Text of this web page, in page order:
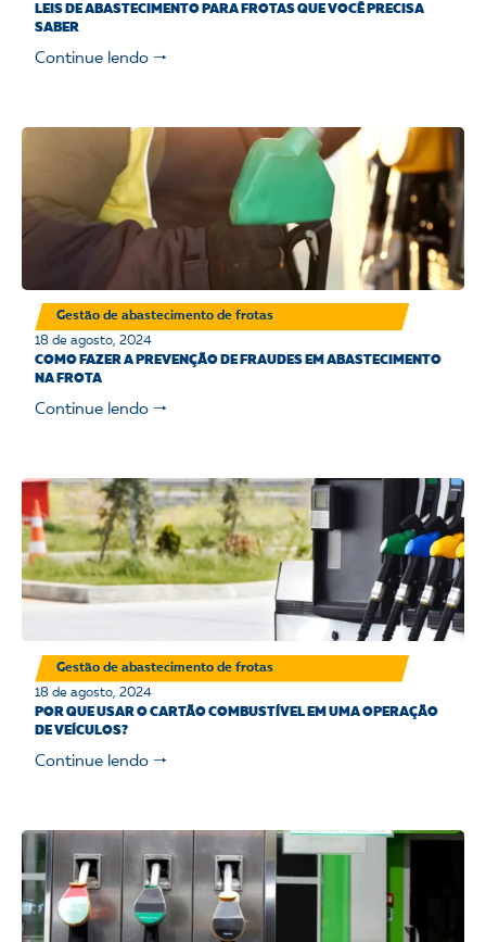
LEIS DE ABASTECIMENTO PARA FROTAS QUE VOCÊ PRECISA
SABER
Continue lendo 🠒
Gestão de abastecimento de frotas
18 de agosto, 2024
COMO FAZER A PREVENÇÃO DE FRAUDES EM ABASTECIMENTO
NA FROTA
Continue lendo 🠒
Gestão de abastecimento de frotas
18 de agosto, 2024
POR QUE USAR O CARTÃO COMBUSTÍVEL EM UMA OPERAÇÃO
DE VEÍCULOS?
Continue lendo 🠒